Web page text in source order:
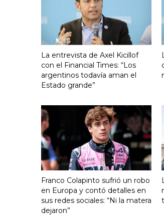
La entrevista de Axel Kicillof
con el Financial Times: “Los
argentinos todavía aman el
Estado grande”
Franco Colapinto sufrió un robo
en Europa y contó detalles en
sus redes sociales: “Ni la matera
dejaron”